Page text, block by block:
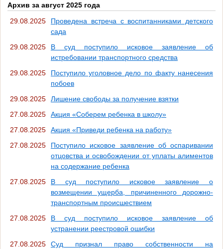
Архив за август 2025 года
29.08.2025
Проведена встреча с воспитанниками детского
сада
29.08.2025
В суд поступило исковое заявление об
истребовании транспортного средства
29.08.2025
Поступило уголовное дело по факту нанесения
побоев
29.08.2025
Лишение свободы за получение взятки
27.08.2025
Акция «Соберем ребенка в школу»
27.08.2025
Акция «Приведи ребенка на работу»
27.08.2025
Поступило исковое заявление об оспаривании
отцовства и освобождении от уплаты алиментов
на содержание ребенка
27.08.2025
В суд поступило исковое заявление о
возмещении ущерба, причиненного дорожно-
транспортным происшествием
27.08.2025
В суд поступило исковое заявление об
устранении реестровой ошибки
27.08.2025
Суд признал право собственности на